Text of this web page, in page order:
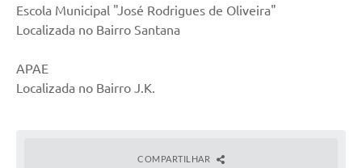
Escola Municipal "José Rodrigues de Oliveira"
Localizada no Bairro Santana
APAE
Localizada no Bairro J.K.
COMPARTILHAR